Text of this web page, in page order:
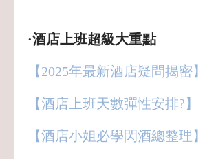
·酒店上班超級大重點
【2025年最新酒店疑問揭密】
【酒店上班天數彈性安排?】
【酒店小姐必學閃酒總整理】